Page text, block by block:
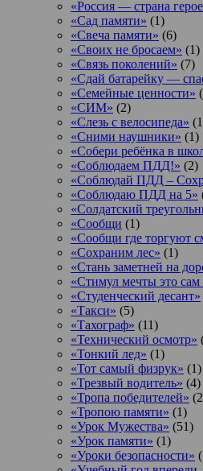
«Россия — страна
«Сад памяти» (1)
«Свеча памяти» (6)
«Своих не бросаем» (1)
«Связь поколений» (7)
«Сдай батарейку —
«Семейные ценности»
«СИМ» (2)
«Слезь с велосипеда»
«Сними наушники» (1)
«Собери ребёнка в
«Соблюдаем ПДД!» (2)
«Соблюдай ПДД –
«Соблюдаю ПДД на 5»
«Солдатский
«Сообщи (1)
«Сообщи где торгуют
«Сохраним лес» (1)
«Стань заметней на
«Стимул мечты это сам
«Студенческий десант»
«Такси» (5)
«Тахограф» (11)
«Технический осмотр»
«Тонкий лед» (1)
«Тот самый физрук» (1)
«Трезвый водитель» (4)
«Тропа победителей»
«Тропою памяти» (1)
«Урок Мужества» (51)
«Урок памяти» (1)
«Уроки безопасности»